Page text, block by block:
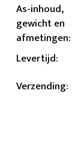
As-inhoud,
gewicht en
afmetingen:
Levertijd:
Verzending: